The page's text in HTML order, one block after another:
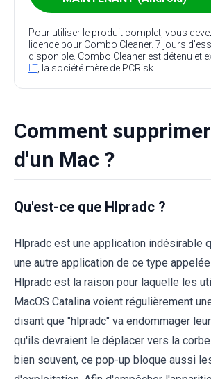
Pour utiliser le produit complet, vous
licence pour Combo Cleaner. 7 jours
disponible. Combo Cleaner est détenu et
LT, la société mère de PCRisk.
Comment
d'un Mac ?
Qu'est-ce que Hlpradc ?
Hlpradc est une application indésirable
une autre application de ce type appelée
Hlpradc est la raison pour laquelle les
MacOS Catalina voient régulièrement
disant que "hlpradc" va endommager
qu'ils devraient le déplacer vers la
bien souvent, ce pop-up bloque aussi